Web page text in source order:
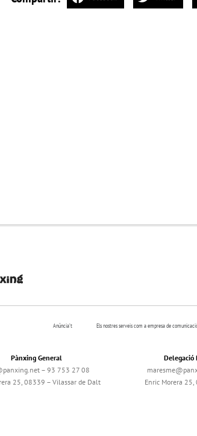
Anúncia’t Els nostres serveis com a empresa de
Pànxing General
– 93 753 27 08
25, 08339 – Vilassar de Dalt
Delegació
Enric Morera